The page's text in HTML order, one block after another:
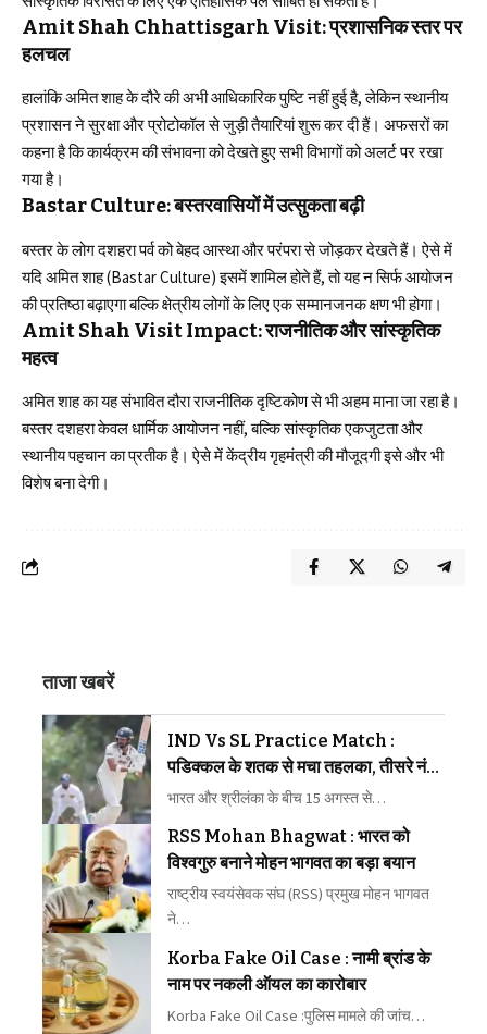
Amit Shah Chhattisgarh Visit: प्रशासनिक स्तर पर
हलचल
हालांकि अमित शाह के दौरे की अभी आधिकारिक पुष्टि नहीं हुई है, लेकिन स्थानीय
प्रशासन ने सुरक्षा और प्रोटोकॉल से जुड़ी तैयारियां शुरू कर दी हैं। अफसरों का
कहना है कि कार्यक्रम की संभावना को देखते हुए सभी विभागों को अलर्ट पर रखा
गया है।
Bastar Culture: बस्तरवासियों में उत्सुकता बढ़ी
बस्तर के लोग दशहरा पर्व को बेहद आस्था और परंपरा से जोड़कर देखते हैं। ऐसे में
यदि अमित शाह (Bastar Culture) इसमें शामिल होते हैं, तो यह न सिर्फ आयोजन
की प्रतिष्ठा बढ़ाएगा बल्कि क्षेत्रीय लोगों के लिए एक सम्मानजनक क्षण भी होगा।
Amit Shah Visit Impact: राजनीतिक और सांस्कृतिक
महत्व
अमित शाह का यह संभावित दौरा राजनीतिक दृष्टिकोण से भी अहम माना जा रहा है।
बस्तर दशहरा केवल धार्मिक आयोजन नहीं, बल्कि सांस्कृतिक एकजुटता और
स्थानीय पहचान का प्रतीक है। ऐसे में केंद्रीय गृहमंत्री की मौजूदगी इसे और भी
विशेष बना देगी।
ताजा खबरें
IND Vs SL Practice Match :
पडिक्कल के शतक से मचा तहलका, तीसरे नंबर
के लिए ठोकी मजबूत दावेदारी, गुरनूर ने भी
भारत और श्रीलंका के बीच 15 अगस्त से…
RSS Mohan Bhagwat : भारत को
विश्वगुरु बनाने मोहन भागवत का बड़ा बयान
राष्ट्रीय स्वयंसेवक संघ (RSS) प्रमुख मोहन भागवत
ने…
Korba Fake Oil Case : नामी ब्रांड के
नाम पर नकली ऑयल का कारोबार
Korba Fake Oil Case :पुलिस मामले की जांच…